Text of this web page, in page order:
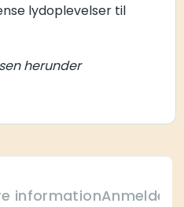
lydoplevelser til
herunder
information